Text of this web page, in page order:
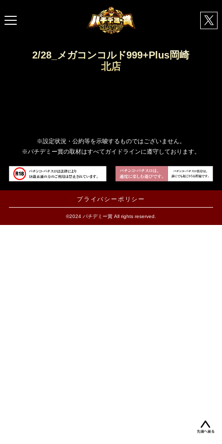
2/28_メガコンコルド999+Plus岡崎
北店
※設定状況・公約等を示唆するものではございません。
※パチデミー賞の取材はすべてガイドラインに遵守しております。
プライバシーポリシー
©2024 パチデミー賞 All rights reserved.